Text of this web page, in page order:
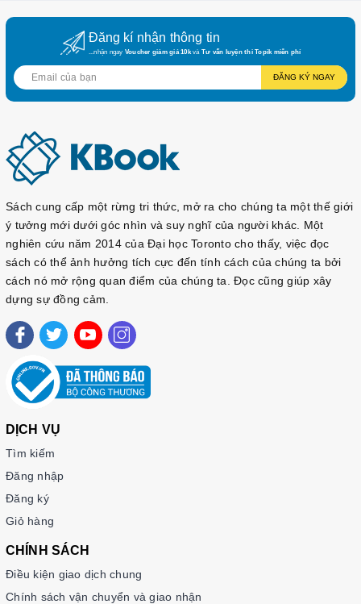
khách hàng sẽ luôn được đảm bảo một trải
nghiệm mua sắm và học tập tốt nhất.
Đăng kí nhận thông tin
...nhận ngay Voucher giảm giá 10kvà Tư vấn luyện thi Topik miễn phí
ĐĂNG KÝ NGAY
Sách cung cấp một rừng tri thức, mở ra cho chúng ta một thế giới
ý tưởng mới dưới góc nhìn và suy nghĩ của người khác. Một
nghiên cứu năm 2014 của Đại học Toronto cho thấy, việc đọc
sách có thể ảnh hưởng tích cực đến tính cách của chúng ta bởi
cách nó mở rộng quan điểm của chúng ta. Đọc cũng giúp xây
dựng sự đồng cảm.
DỊCH VỤ
Tìm kiếm
Đăng nhập
Đăng ký
Giỏ hàng
CHÍNH SÁCH
Điều kiện giao dịch chung
Chính sách vận chuyển và giao nhận